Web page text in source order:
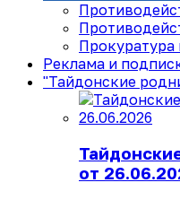
Реклама и
"Тайдонские
от